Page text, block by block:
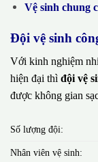
Vệ sinh chung
Đội vệ sinh
Với kinh nghiệm
hiện đại thì đội vệ
được không gian
Số lượng đội:
Nhân viên vệ sinh: